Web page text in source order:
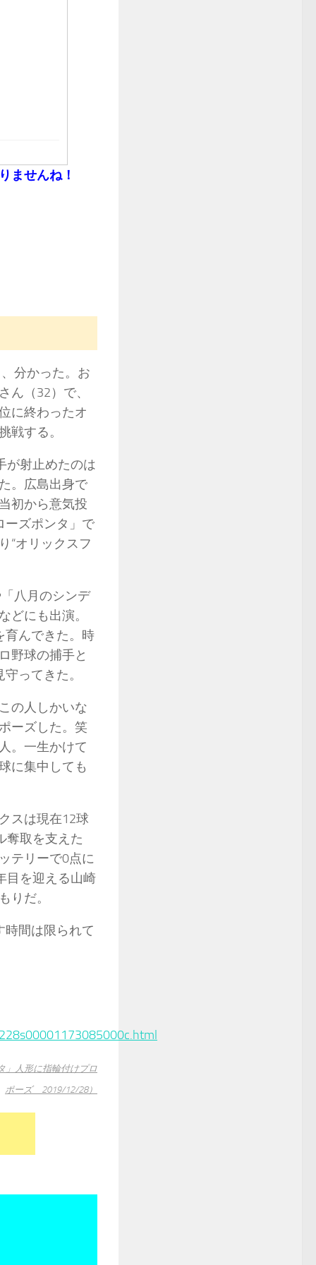
ませんね！
分かった。お
ん（32）で、
に終わったオ
戦する。
射止めたのは
。広島出身で
初から意気投
ーズポンタ」で
“オリックスフ
八月のシンデ
どにも出演。
育んできた。時
野球の捕手と
ってきた。
の人しかいな
ーズした。笑
。一生かけて
に集中しても
スは現在12球
奪取を支えた
テリーで0点に
目を迎える山崎
りだ。
間は限られて
」人形に指輪付けプロ
ポーズ 2019/12/28）